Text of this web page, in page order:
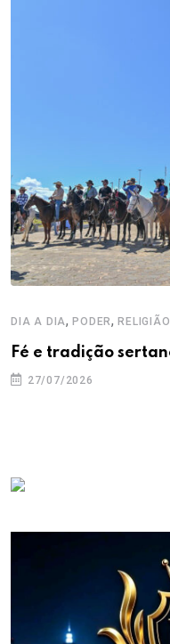
DIA A DIA,PODER,RELIGIÃO
Fé e tradição
27/07/2026